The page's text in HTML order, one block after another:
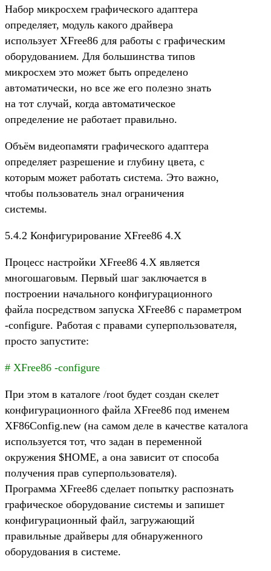
Набор микросхем графического адаптера
определяет, модуль какого драйвера
использует XFree86 для работы с графическим
оборудованием. Для большинства типов
микросхем это может быть определено
автоматически, но все же его полезно знать
на тот случай, когда автоматическое
определение не работает правильно.
Объём видеопамяти графического адаптера
определяет разрешение и глубину цвета, с
которым может работать система. Это важно,
чтобы пользователь знал ограничения
системы.
5.4.2 Конфигурирование XFree86 4.X
Процесс настройки XFree86 4.X является
многошаговым. Первый шаг заключается в
построении начального конфигурационного
файла посредством запуска XFree86 с параметром
-configure. Работая с правами суперпользователя,
просто запустите:
# XFree86 -configure
При этом в каталоге /root будет создан скелет
конфигурационного файла XFree86 под именем
XF86Config.new (на самом деле в качестве каталога
используется тот, что задан в переменной
окружения $HOME, а она зависит от способа
получения прав суперпользователя).
Программа XFree86 сделает попытку распознать
графическое оборудование системы и запишет
конфигурационный файл, загружающий
правильные драйверы для обнаруженного
оборудования в системе.